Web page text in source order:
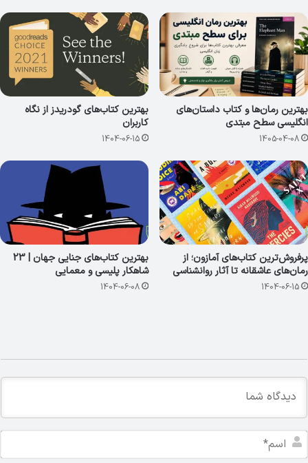
بهترین رمان‌ها و کتاب داستان‌های
انگلیسی سطح مبتدی
1405-04-08
بهترین کتاب‌های گودریدز از نگاه
کاربران
1404-06-15
پرفروش‌ترین کتاب‌های آمازون؛ از
رمان‌های عاشقانه تا آثار روانشناسی
1404-06-15
بهترین کتاب‌های جنایی جهان | 23
شاهکار پلیسی و معمایی
1404-06-08